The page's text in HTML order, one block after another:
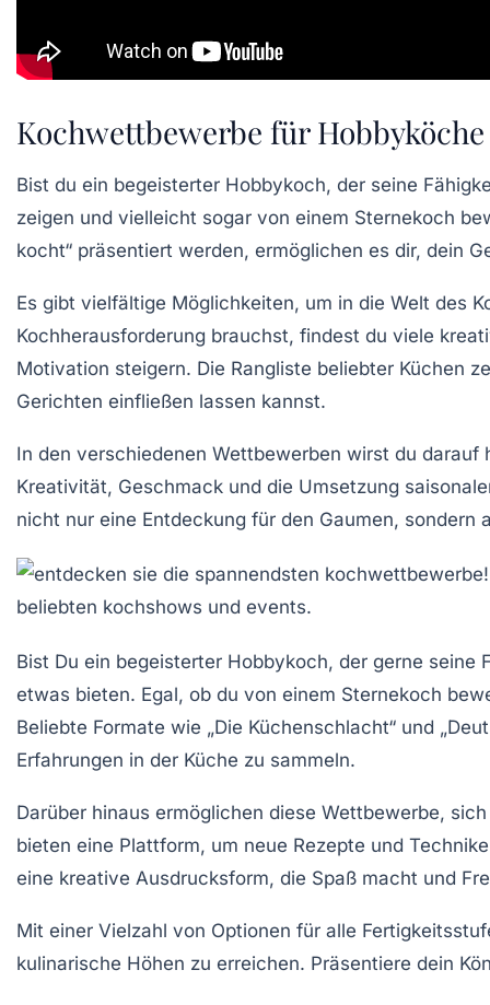
Kochwettbewerbe für Hobbyköche
Bist du ein begeisterter Hobbykoch, der seine
zeigen und vielleicht sogar von einem Sternekoch
kocht“ präsentiert werden, ermöglichen es dir, dein
Es gibt vielfältige Möglichkeiten, um in die Welt des
Kochherausforderung brauchst, findest du viele
Motivation steigern. Die Rangliste beliebter Küchen
Gerichten einfließen lassen kannst.
In den verschiedenen Wettbewerben wirst du
Kreativität, Geschmack und die Umsetzung
nicht nur eine Entdeckung für den Gaumen,
Bist Du ein begeisterter Hobbykoch, der gerne seine
etwas bieten. Egal, ob du von einem Sternekoch
Beliebte Formate wie „Die Küchenschlacht“ und
Erfahrungen in der Küche zu sammeln.
Darüber hinaus ermöglichen diese Wettbewerbe,
bieten eine Plattform, um neue Rezepte und
eine kreative Ausdrucksform, die Spaß macht und
Mit einer Vielzahl von Optionen für alle
kulinarische Höhen zu erreichen. Präsentiere dein